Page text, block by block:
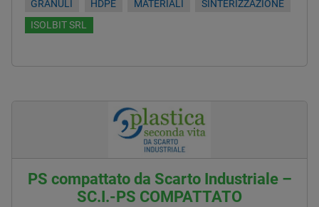
GRANULI HDPE MATERIALI
SINTERIZZAZIONE
ISOLBIT SRL
PS compattato da Scarto Industriale –
SC.I.-PS COMPATTATO